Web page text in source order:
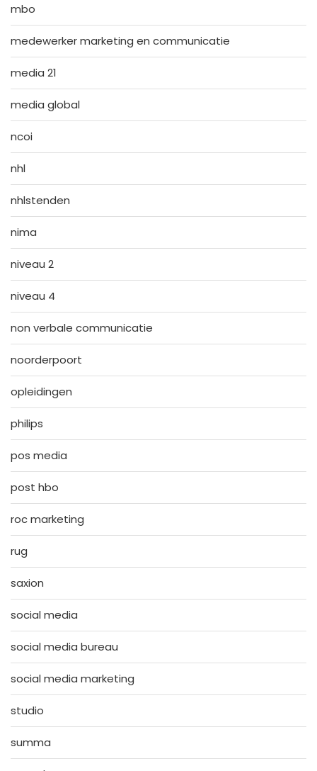
mbo
medewerker marketing en communicatie
media 21
media global
ncoi
nhl
nhlstenden
nima
niveau 2
niveau 4
non verbale communicatie
noorderpoort
opleidingen
philips
pos media
post hbo
roc marketing
rug
saxion
social media
social media bureau
social media marketing
studio
summa